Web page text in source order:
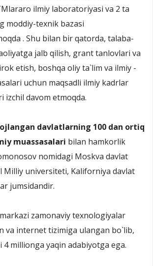
ilmiy laboratoriyasi va 2 ta
moddiy-texnik bazasi
. Shu bilan bir qatorda, talaba-
jalb qilish, grant tanlovlari va
etish, boshqa oliy ta`lim va ilmiy -
uchun maqsadli ilmiy kadrlar
izchil davom etmoqda.
davlatlarning 100 dan ortiq
muassasalari bilan hamkorlik
nomidagi Moskva davlat
Milliy universiteti, Kaliforniya davlat
jumsidandir.
zamonaviy texnologiyalar
va internet tizimiga ulangan bo`lib,
millionga yaqin adabiyotga ega.